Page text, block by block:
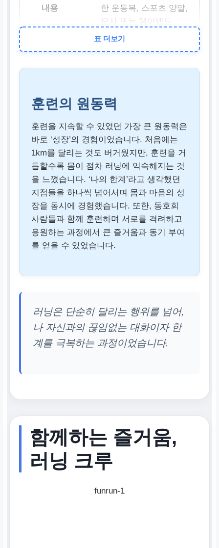
한 운동복, 스포츠 양말,
모자 또는 헤어밴드
터벌 트레이닝 병행, 충
분한 수분 섭취, 스트레
칭
러닝 앱
나이키 런 클럽(NRC),
아디다스 런타스틱, 스
트라바(Strava)
표 더보기
훈련의 원동력
훈련을 지속할 수 있었던 가장 큰 원동력은
바로 ‘성장’의 경험이었습니다. 처음에는
1km를 달리는 것도 버거웠지만, 훈련을 거
듭할수록 몸이 점차 러닝에 익숙해지는 것
을 느꼈습니다. ‘나의 한계’라고 생각했던
지점들을 하나씩 넘어서며 몸과 마음의 성
장을 동시에 경험했습니다. 또한, 동호회
사람들과 함께 훈련하며 서로를 격려하고
응원하는 과정에서 큰 즐거움과 동기 부여
를 얻을 수 있었습니다.
러닝은 단순히 달리는 행위를 넘어,
나 자신과의 끊임없는 대화이자 한
계를 극복하는 과정이었습니다.
함께하는 즐거움,
러닝 크루
funrun-1